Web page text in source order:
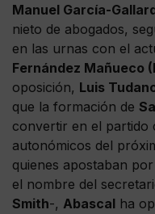
Manuel García-
nieto de abogados,
en las urnas con el
Fernández Mañueco
oposición, Luis
que la formación de
convertir en el partido
autonómicos del
quienes apostaban
el nombre del
Smith-, Abascal ha